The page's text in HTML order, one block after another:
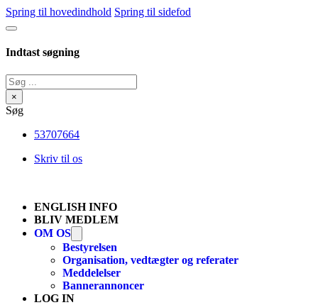
Spring til hovedindhold Spring til sidefod
Indtast søgning
Søg
×
Søg
53707664
Skriv til os
ENGLISH INFO
BLIV MEDLEM
OM OS
Bestyrelsen
Organisation, vedtægter og referater
Meddelelser
Bannerannoncer
LOG IN